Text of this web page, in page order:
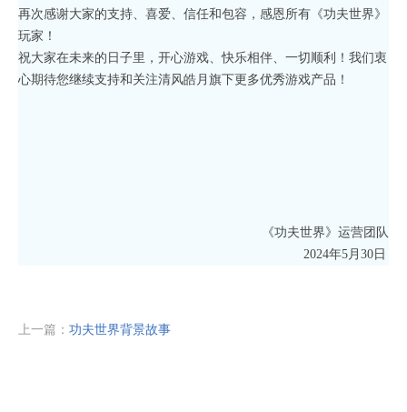
再次感谢大家的支持、喜爱、信任和包容，感恩所有《功夫世界》
玩家！
祝大家在未来的日子里，开心游戏、快乐相伴、一切顺利！我们衷
心期待您继续支持和关注清风皓月旗下更多优秀游戏产品！
《功夫世界》运营团队
2024年5月30日
上一篇： 功夫世界背景故事